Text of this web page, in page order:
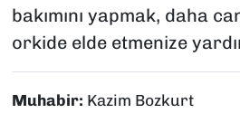
bakımını yapmak, daha
orkide elde etmenize
Muhabir: Kazim Bozkurt